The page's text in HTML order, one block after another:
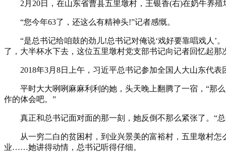
2月20日，在山东省曹县五里墩村，王银香(右)在奶牛养殖
“您今年63了，还这么有精神头!”记者感慨。
“是总书记给咱鼓的劲儿!总书记对俺说‘戏好要靠唱戏人’
了，大半杯水下去，这位五里墩村党支部书记向记者回忆起那
2018年3月8日上午，习近平总书记参加全国人大山东代表
平时大大咧咧麻麻利利的她，头天晚上翻腾了一宿，“那么
作的体会吧。”
真正和总书记面对面的那一刻，她反倒不那么紧张了。“总
从一穷二白的贫困村，到业兴景美的富裕村，五里墩村怎
业……她讲得动情，总书记听得仔细。